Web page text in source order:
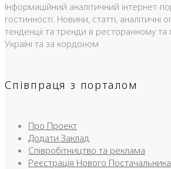
Інформаційний аналітичний інтернет-
гостинності. Новини, статті, аналітичні
тенденції та тренди в ресторанному та
Україні та за кордоном
Співпраця з порталом
Про Проект
Додати Заклад
Співробітництво та реклама
Реєстрація Нового Постачальника